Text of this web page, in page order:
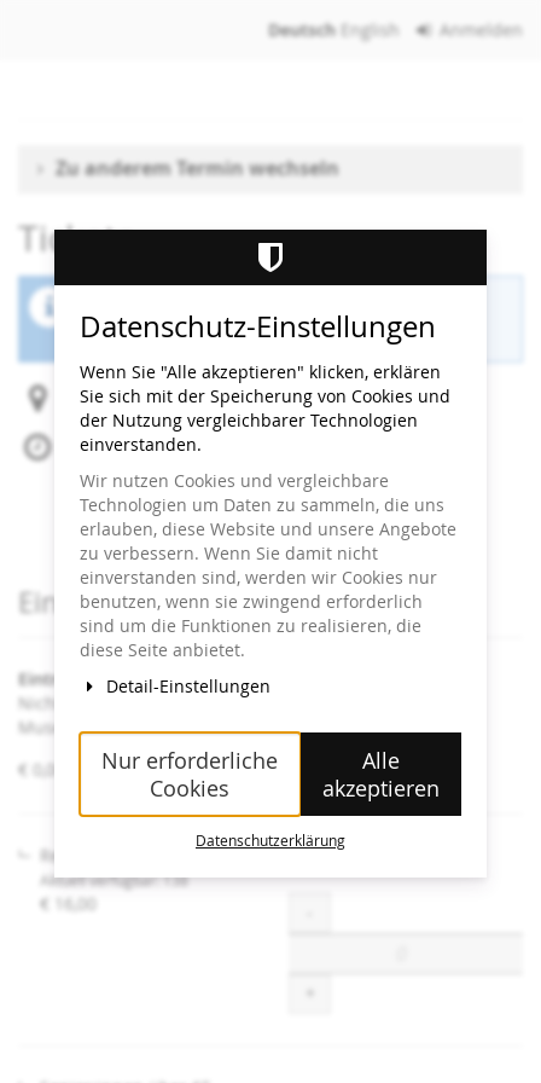
Deutsch English Anmelden
Zu anderem Termin wechseln
Tickets
ist beendet.
Heidi Horten Collection
So, 7. Juni 2026
Beginn:
13:30 Uhr
Ende:14:00Uhr
Zum Kalender hinzufügen
Produkte
Eintrittskarten
Eintritt Heidi Horten Collection
Nicht angeführte Ermäßigungen sind an der Kassa im
Museum erhältlich.
von
€ 0,00 – € 16,00
Regulär
Aktuell verfügbar: 138
€ 16,00
Datenschutz-Einstellungen
Wenn Sie "Alle akzeptieren" klicken, erklären
Sie sich mit der Speicherung von Cookies und
der Nutzung vergleichbarer Technologien
einverstanden.
Wir nutzen Cookies und vergleichbare
Technologien um Daten zu sammeln, die uns
erlauben, diese Website und unsere Angebote
zu verbessern. Wenn Sie damit nicht
einverstanden sind, werden wir Cookies nur
benutzen, wenn sie zwingend erforderlich
sind um die Funktionen zu realisieren, die
diese Seite anbietet.
Detail-Einstellungen
Nur erforderliche
Cookies
Alle
akzeptieren
Datenschutzerklärung